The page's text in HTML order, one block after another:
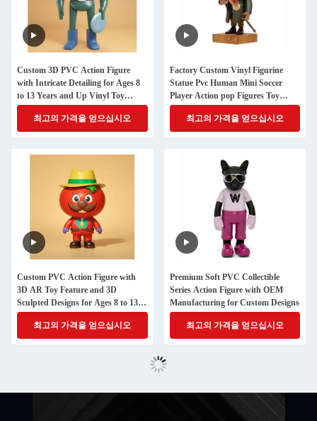
Custom 3D PVC Action Figure
with Intricate Detailing for Ages 8
to 13 Years and Up Vinyl Toy
Collectible
최고의 가격을 얻으십시오
Factory Custom Vinyl Figurine
Statue Pvc Human Mini Soccer
Player Action pop Figures Toy
Manufacturer
최고의 가격을 얻으십시오
Custom PVC Action Figure with
3D AR Toy Feature and 3D
Sculpted Designs for Ages 8 to 13
Years
최고의 가격을 얻으십시오
Premium Soft PVC Collectible
Series Action Figure with OEM
Manufacturing for Custom Designs
최고의 가격을 얻으십시오